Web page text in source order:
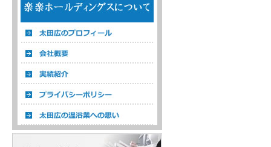
ールディングス